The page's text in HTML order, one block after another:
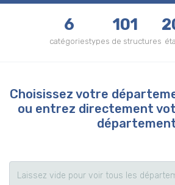
6
catégories
101
types de structures
Choisissez votre
ou entrez directement